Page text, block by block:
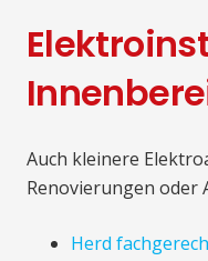
Auch kleinere
Renovierungen oder
Herd